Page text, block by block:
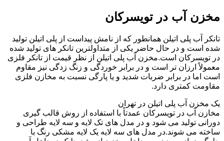
مخزن آب در تویسرکان
تانکر آب پلی اتیلن همانطور که از نامش پیداست از پلی اتیلن تولید
شده است و در حال حاضر یکی از متداولترین تانکر های تولید شده
در تویسرکان است.مخزن آب پلی اتیلن از نظر قیمت از تانکر فلزی
معمولاً ارزان تر است و در برابر خوردگی و زنگ زدگی نیز مقاوم
است اما در برابر ضربات شدید و یا پارگی نسبت به مخازن فلزی
مقاومت کمتری دارد.
یک مخزن آب پلی اتیلن در تهران
مخازن آب در تویسرکان عمدتاً با استفاده از روش قالب گیری
دورانی تولید می شود و در مدل های تک لایه و سه لایه طراحی و
ساخته می شوند.در مدل های سه لایه یک لایه مشکی رنگ با